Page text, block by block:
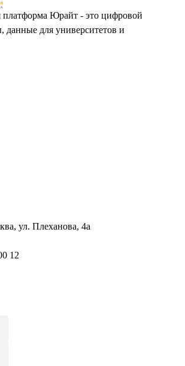
платформа Юрайт - это цифровой
данные для университетов и
ул. Плеханова, 4а
12